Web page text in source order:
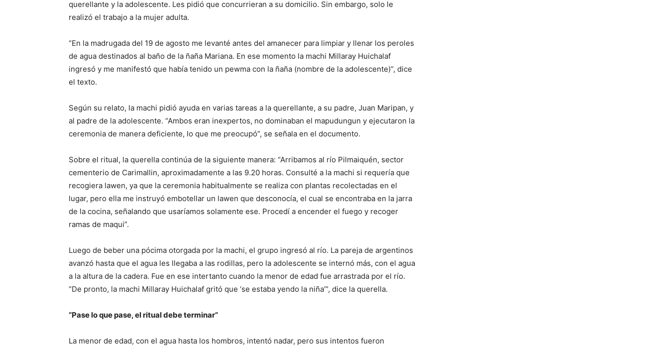
querellante y la adolescente. Les pidió que concurrieran a su domicilio. Sin embargo, solo le
realizó el trabajo a la mujer adulta.
“En la madrugada del 19 de agosto me levanté antes del amanecer para limpiar y llenar los peroles
de agua destinados al baño de la ñaña Mariana. En ese momento la machi Millaray Huichalaf
ingresó y me manifestó que había tenido un pewma con la ñaña (nombre de la adolescente)”, dice
el texto.
Según su relato, la machi pidió ayuda en varias tareas a la querellante, a su padre, Juan Maripan, y
al padre de la adolescente. “Ambos eran inexpertos, no dominaban el mapudungun y ejecutaron la
ceremonia de manera deficiente, lo que me preocupó”, se señala en el documento.
Sobre el ritual, la querella continúa de la siguiente manera: “Arribamos al río Pilmaiquén, sector
cementerio de Carimallin, aproximadamente a las 9.20 horas. Consulté a la machi si requería que
recogiera lawen, ya que la ceremonia habitualmente se realiza con plantas recolectadas en el
lugar, pero ella me instruyó embotellar un lawen que desconocía, el cual se encontraba en la jarra
de la cocina, señalando que usaríamos solamente ese. Procedí a encender el fuego y recoger
ramas de maqui”.
Luego de beber una pócima otorgada por la machi, el grupo ingresó al río. La pareja de argentinos
avanzó hasta que el agua les llegaba a las rodillas, pero la adolescente se internó más, con el agua
a la altura de la cadera. Fue en ese intertanto cuando la menor de edad fue arrastrada por el río.
“De pronto, la machi Millaray Huichalaf gritó que ‘se estaba yendo la niña’”, dice la querella.
“Pase lo que pase, el ritual debe terminar”
La menor de edad, con el agua hasta los hombros, intentó nadar, pero sus intentos fueron